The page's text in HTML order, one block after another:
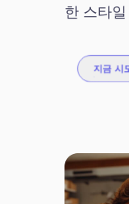
한 스타
지금 시